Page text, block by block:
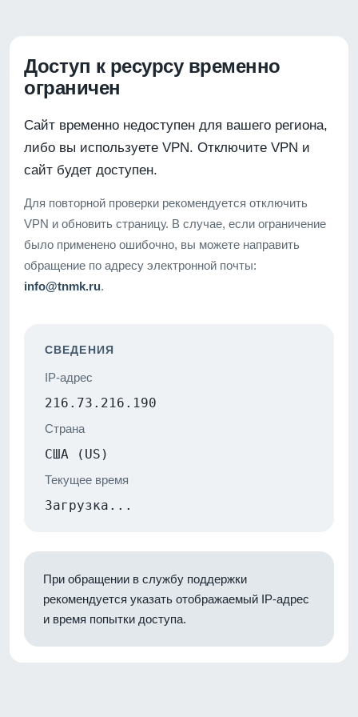
Доступ к ресурсу временно
ограничен
Сайт временно недоступен для вашего региона,
либо вы используете VPN. Отключите VPN и
сайт будет доступен.
Для повторной проверки рекомендуется отключить
VPN и обновить страницу. В случае, если ограничение
было применено ошибочно, вы можете направить
обращение по адресу электронной почты:
info@tnmk.ru.
СВЕДЕНИЯ
IP-адрес
216.73.216.190
Страна
США (US)
Текущее время
Загрузка...
При обращении в службу поддержки
рекомендуется указать отображаемый IP-адрес
и время попытки доступа.